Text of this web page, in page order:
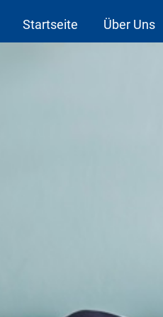
Startseite Über Uns